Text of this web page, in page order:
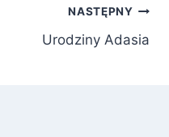
NASTĘPNY
Urodziny Adasia